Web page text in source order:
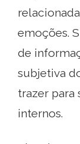
emoções.
de
subjetiva
trazer para
internos.